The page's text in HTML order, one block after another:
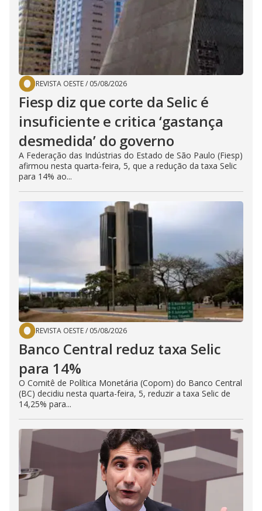
REVISTA OESTE/ 05/08/2026
Fiesp diz que corte da Selic é
insuficiente e critica ‘gastança
desmedida’ do governo
A Federação das Indústrias do Estado de São Paulo (Fiesp)
afirmou nesta quarta-feira, 5, que a redução da taxa Selic
para 14% ao...
REVISTA OESTE/ 05/08/2026
Banco Central reduz taxa Selic
para 14%
O Comitê de Política Monetária (Copom) do Banco Central
(BC) decidiu nesta quarta-feira, 5, reduzir a taxa Selic de
14,25% para...